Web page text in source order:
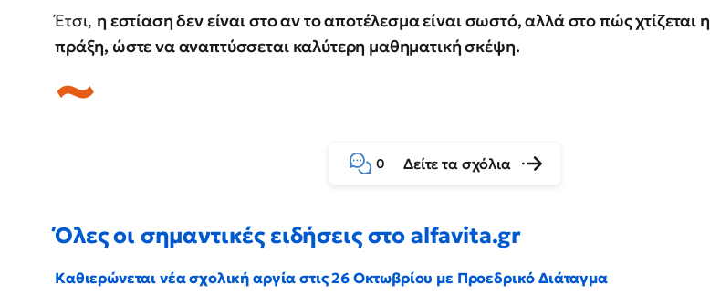
Έτσι, η εστίαση δεν είναι στο αν το αποτέλεσμα είναι σωστό, αλλά στο πώς χτίζεται η
πράξη, ώστε να αναπτύσσεται καλύτερη μαθηματική σκέψη.
0 Δείτε τα σχόλια
Όλες οι σημαντικές ειδήσεις στο alfavita.gr
Καθιερώνεται νέα σχολική αργία στις 26 Οκτωβρίου με Προεδρικό Διάταγμα